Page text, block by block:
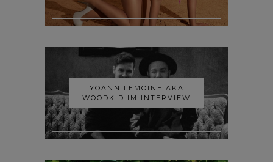
YOANN LEMOINE AKA
WOODKID IM INTERVIEW